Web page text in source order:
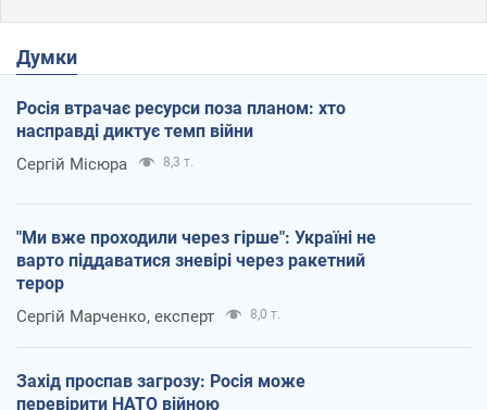
Думки
Росія втрачає ресурси поза планом: хто
насправді диктує темп війни
Сергій Місюра 8,3 т.
"Ми вже проходили через гірше": Україні не
варто піддаватися зневірі через ракетний
терор
Сергій Марченко, експерт 8,0 т.
Захід проспав загрозу: Росія може
перевірити НАТО війною